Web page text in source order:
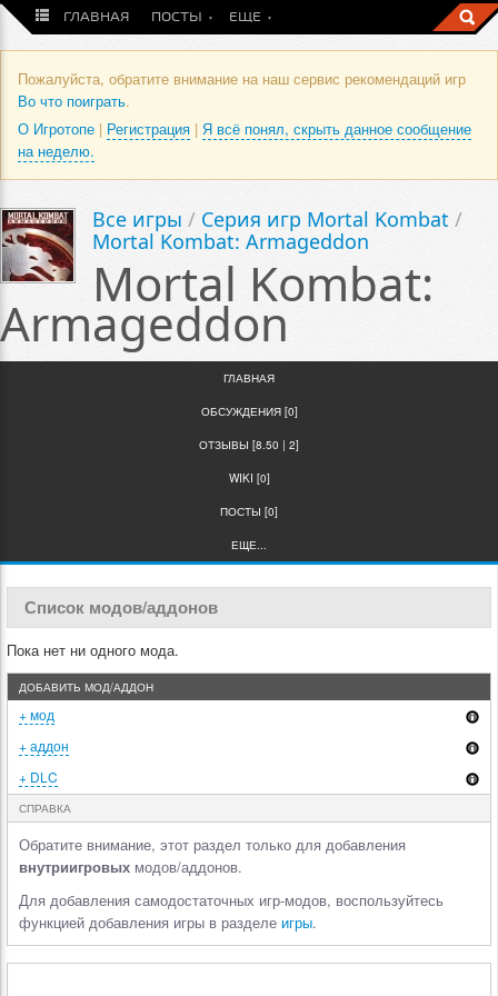
ГЛАВНАЯ ПОСТЫ ЕЩЕ
Пожалуйста, обратите внимание на наш сервис рекомендаций игр
Во что поиграть.
О Игротопе | Регистрация | Я всё понял, скрыть данное сообщение
на неделю.
Все игры / Серия игр Mortal Kombat /
Mortal Kombat: Armageddon
Mortal Kombat:
Armageddon
ГЛАВНАЯ
ОБСУЖДЕНИЯ [0]
ОТЗЫВЫ [8.50 | 2]
WIKI [0]
ПОСТЫ [0]
ЕЩЕ...
Список модов/аддонов
Пока нет ни одного мода.
ДОБАВИТЬ МОД/АДДОН
+ мод
+ аддон
+ DLC
СПРАВКА
Обратите внимание, этот раздел только для добавления
внутриигровых модов/аддонов.
Для добавления самодостаточных игр-модов, воспользуйтесь
функцией добавления игры в разделе игры.